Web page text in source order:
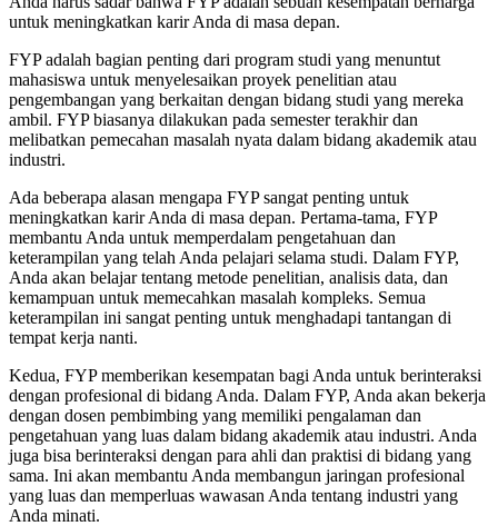
untuk meningkatkan karir Anda di masa depan.
FYP adalah bagian penting dari program studi yang menuntut
mahasiswa untuk menyelesaikan proyek penelitian atau
pengembangan yang berkaitan dengan bidang studi yang mereka
ambil. FYP biasanya dilakukan pada semester terakhir dan
melibatkan pemecahan masalah nyata dalam bidang akademik atau
industri.
Ada beberapa alasan mengapa FYP sangat penting untuk
meningkatkan karir Anda di masa depan. Pertama-tama, FYP
membantu Anda untuk memperdalam pengetahuan dan
keterampilan yang telah Anda pelajari selama studi. Dalam FYP,
Anda akan belajar tentang metode penelitian, analisis data, dan
kemampuan untuk memecahkan masalah kompleks. Semua
keterampilan ini sangat penting untuk menghadapi tantangan di
tempat kerja nanti.
Kedua, FYP memberikan kesempatan bagi Anda untuk berinteraksi
dengan profesional di bidang Anda. Dalam FYP, Anda akan bekerja
dengan dosen pembimbing yang memiliki pengalaman dan
pengetahuan yang luas dalam bidang akademik atau industri. Anda
juga bisa berinteraksi dengan para ahli dan praktisi di bidang yang
sama. Ini akan membantu Anda membangun jaringan profesional
yang luas dan memperluas wawasan Anda tentang industri yang
Anda minati.